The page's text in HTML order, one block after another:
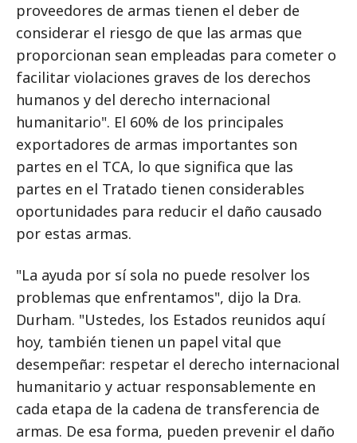
proveedores de armas tienen el deber de
considerar el riesgo de que las armas que
proporcionan sean empleadas para cometer o
facilitar violaciones graves de los derechos
humanos y del derecho internacional
humanitario". El 60% de los principales
exportadores de armas importantes son
partes en el TCA, lo que significa que las
partes en el Tratado tienen considerables
oportunidades para reducir el daño causado
por estas armas.
"La ayuda por sí sola no puede resolver los
problemas que enfrentamos", dijo la Dra.
Durham. "Ustedes, los Estados reunidos aquí
hoy, también tienen un papel vital que
desempeñar: respetar el derecho internacional
humanitario y actuar responsablemente en
cada etapa de la cadena de transferencia de
armas. De esa forma, pueden prevenir el daño